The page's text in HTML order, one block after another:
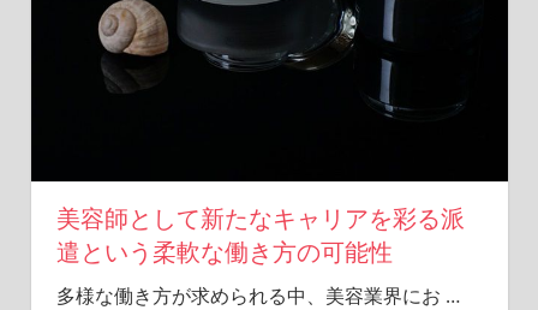
美容師として新たなキャリアを彩る派
遣という柔軟な働き方の可能性
多様な働き方が求められる中、美容業界にお …